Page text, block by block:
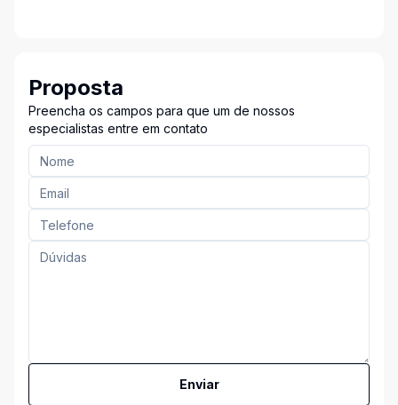
Proposta
Preencha os campos para que um de nossos
especialistas entre em contato
Enviar